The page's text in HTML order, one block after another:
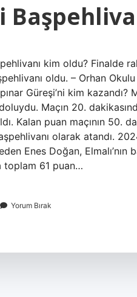
kim oldu? Finalde
oldu. – Orhan
Güreşi’ni kim
doluydu. Maçın 20.
Kalan puan maçının 50.
olarak atandı.
Enes Doğan,
toplam 61 puan…
Yorum Bırak